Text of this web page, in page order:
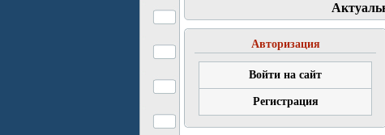
Авторизация
Войти на сайт
Регистрация